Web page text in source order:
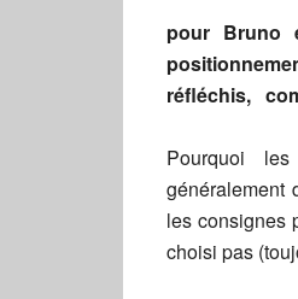
pour
réfléchis,
Pourquoi les
généralement
les consignes
choisi pas